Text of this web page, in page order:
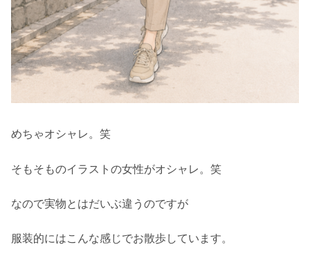
めちゃオシャレ。笑
そもそものイラストの女性がオシャレ。笑
なので実物とはだいぶ違うのですが
服装的にはこんな感じでお散歩しています。